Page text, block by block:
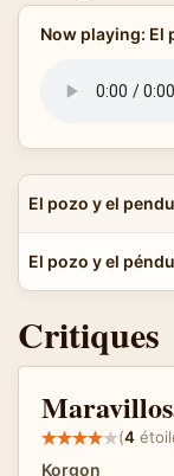
Now playing: El
El pozo y el
El pozo y el
Critiques
(4
Korgon